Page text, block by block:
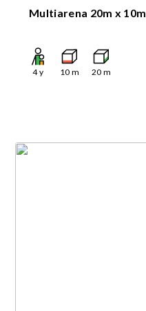
Multiarena 20m x 10m
4y 10 m 20 m